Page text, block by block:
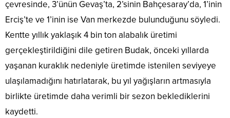
çevresinde, 3’ünün Gevaş’ta, 2’sinin Bahçesaray’da, 1’inin
Erciş’te ve 1’inin ise Van merkezde bulunduğunu söyledi.
Kentte yıllık yaklaşık 4 bin ton alabalık üretimi
gerçekleştirildiğini dile getiren Budak, önceki yıllarda
yaşanan kuraklık nedeniyle üretimde istenilen seviyeye
ulaşılamadığını hatırlatarak, bu yıl yağışların artmasıyla
birlikte üretimde daha verimli bir sezon beklediklerini
kaydetti.